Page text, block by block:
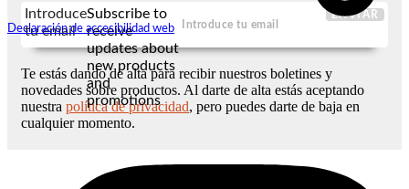
Declaración de accesibilidad web
Introduce
tu email
Subscribe to
receive
updates about
new products
and
promotions
ENVIAR
Te estás dando de alta para recibir nuestros boletines y
novedades sobre productos. Al darte de alta estás aceptando
nuestra política de privacidad, pero puedes darte de baja en
cualquier momento.